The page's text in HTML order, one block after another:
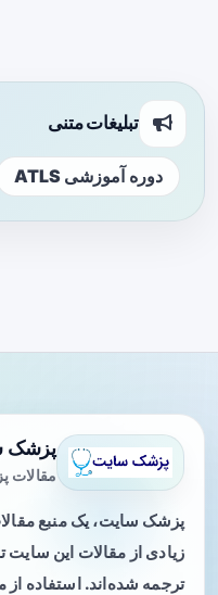
تبلیغات متنی
دوره آموزشی ATLS
پزشک
مقالات
پزشک سایت، یک منبع
زیادی از مقالات این
ترجمه شده‌اند. استفاده از